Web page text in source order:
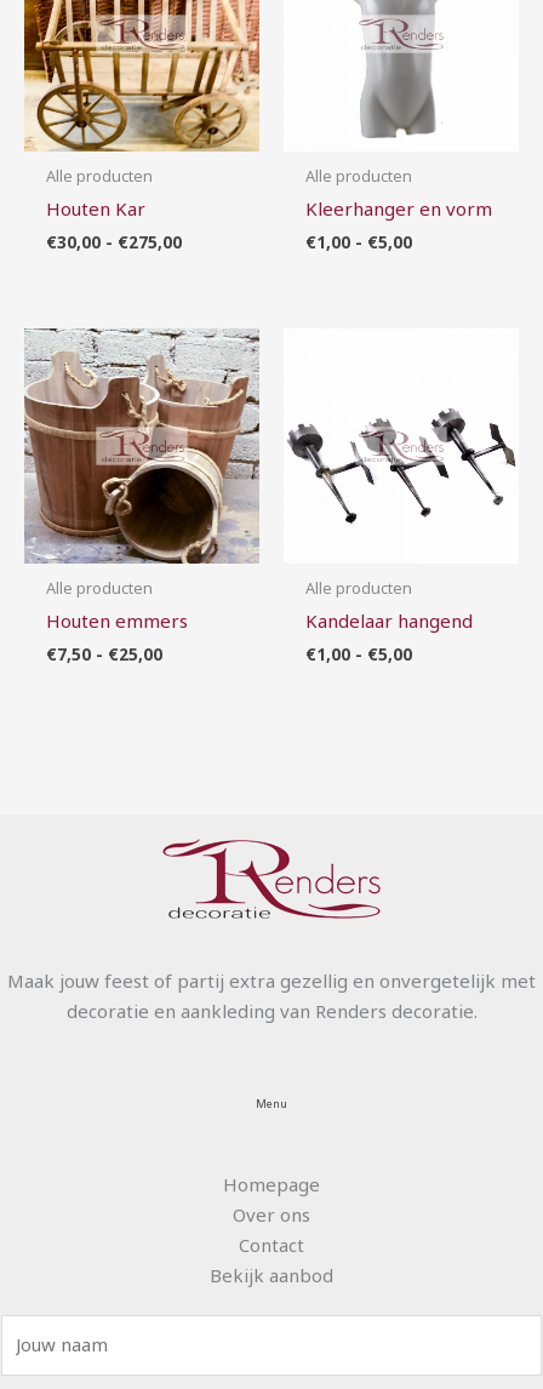
Alle producten
Houten Kar
€30,00 - €275,00
Alle producten
Kleerhanger en vorm
€1,00 - €5,00
Alle producten
Houten emmers
€7,50 - €25,00
Prijsklasse:
€7,50
tot
€25,00
Alle producten
Kandelaar hangend
€1,00 - €5,00
Maak jouw feest of partij extra gezellig en onvergetelijk met
decoratie en aankleding van Renders decoratie.
Menu
Homepage
Over ons
Contact
Bekijk aanbod